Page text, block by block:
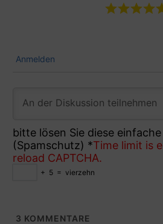
Anmelden
bitte lösen Sie diese
(Spamschutz) *Time limit is
reload CAPTCHA.
+ 5 = vierzehn
3 KOMMENTARE